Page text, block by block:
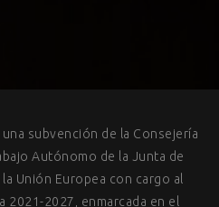
una subvención de la Consejería
Autónomo de la Junta de
Unión Europea con cargo al
2021-2027, enmarcada en el